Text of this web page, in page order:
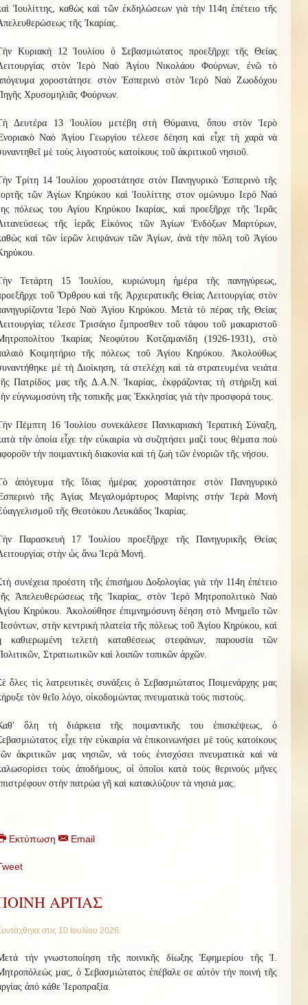
Ἰουλίττης, καθὼς καὶ τῶν ἐκδηλώσεων γιὰ τὴν 114η ἐπέτειο τῆς
τῆς Ἰκαρίας.
Κυριακὴ 12 Ἰουλίου ὁ Σεβασμιώτατος προεξῆρχε τῆς Θείας
στὸν Ἱερὸ Ναὸ Ἁγίου Νικολάου Φούρνων, ἐνῶ τὸ
χοροστάτησε στὸν Ἑσπερινὸ στὸν Ἱερὸ Ναὸ Ζωοδόχου
Χρυσομηλιᾶς Φούρνων.
Δευτέρα 13 Ἰουλίου μετέβη στὴ Θύμαινα, ὅπου στὸν Ἱερὸ
Ναὸ Ἁγίου Γεωργίου τέλεσε δέηση καὶ εἶχε τὴ χαρὰ νὰ
μὲ τοὺς λιγοστοὺς κατοίκους τοῦ ἀκριτικοῦ νησιοῦ.
Τρίτη 14 Ἰουλίου χοροστάτησε στὸν Πανηγυρικὸ Ἑσπερινὸ τῆς
τῶν Ἁγίων Κηρύκου καὶ Ἰουλίττης στον ομώνυμο Ιερό Ναό
πόλεως του Αγίου Κηρύκου Ικαρίας, καὶ προεξῆρχε τῆς Ἱερᾶς
τῆς ἱερᾶς Εἰκόνος τῶν Ἁγίων Ἐνδόξων Μαρτύρων,
καὶ τῶν ἱερῶν λειψάνων τῶν Ἁγίων, ἀνὰ τὴν πόλη τοῦ Ἁγίου
Τετάρτη 15 Ἰουλίου, κυριώνυμη ἡμέρα τῆς πανηγύρεως,
τοῦ Ὄρθρου καὶ τῆς Ἀρχιερατικῆς Θείας Λειτουργίας στὸν
Ἱερὸ Ναὸ Ἁγίου Κηρύκου. Μετὰ τὸ πέρας τῆς Θείας
τέλεσε Τρισάγιο ἔμπροσθεν τοῦ τάφου τοῦ μακαριστοῦ
Ἰκαρίας Νεοφύτου Κοτζαμανίδη (1926-1931), στὸ
Κοιμητήριο τῆς πόλεως τοῦ Ἁγίου Κηρύκου. Ἀκολούθως
μὲ τὴ Διοίκηση, τὰ στελέχη καὶ τὰ στρατευμένα νειάτα
Πατρίδος μας τῆς Δ.Α.Ν. Ἰκαρίας, ἐκφράζοντας τὴ στήριξη καὶ
εὐγνωμοσύνη τῆς τοπικῆς μας Ἐκκλησίας γιὰ τὴν προσφορά τους.
Πέμπτη 16 Ἰουλίου συνεκάλεσε Πανικαριακὴ Ἱερατικὴ Σύναξη,
τὴν ὁποία εἶχε τὴν εὐκαιρία νὰ συζητήσει μαζί τους θέματα ποὺ
τὴν ποιμαντικὴ διακονία καὶ τὴ ζωὴ τῶν ἐνοριῶν τῆς νήσου.
ἀπόγευμα τῆς ἴδιας ἡμέρας χοροστάτησε στὸν Πανηγυρικὸ
τῆς Ἁγίας Μεγαλομάρτυρος Μαρίνης στὴν Ἱερὰ Μονὴ
τῆς Θεοτόκου Λευκάδος Ἰκαρίας.
Παρασκευὴ 17 Ἰουλίου προεξῆρχε τῆς Πανηγυρικῆς Θείας
στὴν ὡς ἄνω Ἱερὰ Μονή.
συνέχεια προέστη τῆς ἐπισήμου Δοξολογίας γιὰ τὴν 114η ἐπέτειο
Ἀπελευθερώσεως τῆς Ἰκαρίας, στὸν Ἱερὸ Μητροπολιτικὸ Ναὸ
Κηρύκου. Ἀκολούθησε ἐπιμνημόσυνη δέηση στὸ Μνημεῖο τῶν
στὴν κεντρικὴ πλατεία τῆς πόλεως τοῦ Ἁγίου Κηρύκου, καὶ
καθιερωμένη τελετὴ καταθέσεως στεφάνων, παρουσία τῶν
Στρατιωτικῶν καὶ λοιπῶν τοπικῶν ἀρχῶν.
ὅλες τὶς λατρευτικὲς συνάξεις ὁ Σεβασμιώτατος Ποιμενάρχης μας
τὸν θεῖο λόγο, οἰκοδομώντας πνευματικὰ τοὺς πιστούς.
ὅλη τὴ διάρκεια τῆς ποιμαντικῆς του ἐπισκέψεως, ὁ
εἶχε τὴν εὐκαιρία νὰ ἐπικοινωνήσει μὲ τοὺς κατοίκους
ἀκριτικῶν μας νησιῶν, νὰ τοὺς ἐνισχύσει πνευματικὰ καὶ νὰ
τοὺς ἀποδήμους, οἱ ὁποῖοι κατὰ τοὺς θερινοὺς μῆνες
στὴν πατρώα γῆ καὶ κατακλύζουν τὰ νησιά μας.
Εκτύπωση Email
ΑΡΓΙΑΣ
στις 10 Ιουλίου 2026.
τήν γνωστοποίηση τῆς ποινικῆς δίωξης Ἐφημερίου τῆς Ἱ.
μας, ὁ Σεβασμιώτατος ἐπέβαλε σε αὐτόν τήν ποινή τῆς
ἀπό κάθε Ἱεροπραξία.